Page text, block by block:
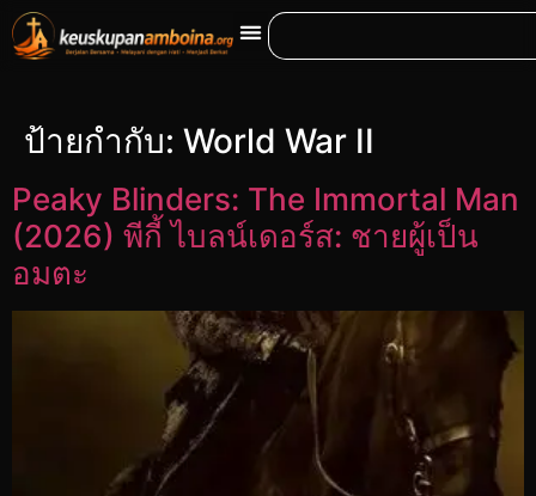
ป้ายกำกับ: World War II
Peaky Blinders: The Immortal Man
(2026) พีกี้ ไบลน์เดอร์ส: ชายผู้เป็น
อมตะ